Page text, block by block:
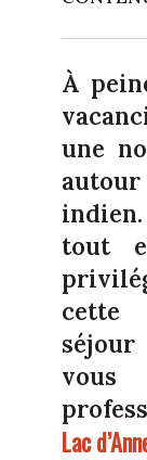
À
une
autour
tout
cette
Lac